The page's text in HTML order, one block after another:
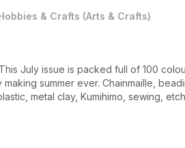
& Crafts (Arts & Crafts)
July issue is packed full of 100
summer ever. Chainmaille,
metal clay, Kumihimo, sewing,
features on how to design,